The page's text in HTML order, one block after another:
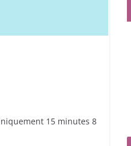
15 minutes 8